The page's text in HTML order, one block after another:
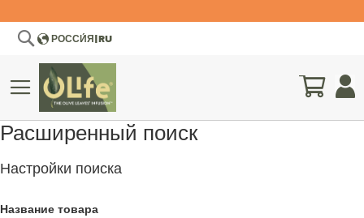
Search
РОССИ́Я|RU
Моя
НАУЧНЫЕ
Расширенный поиск
Настройки поиска
Название товара